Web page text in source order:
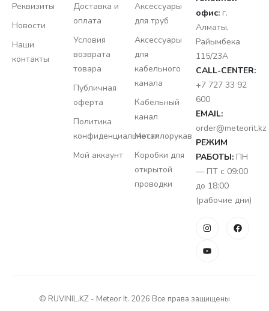
Реквизиты
Новости
Наши
контакты
Доставка и
оплата
Условия
возврата
товара
Публичная
оферта
Политика
конфиденциальности
Мой аккаунт
Аксессуары
для труб
Аксессуары
для
кабельного
канала
Кабельный
канал
Металлорукав
Коробки для
открытой
проводки
офис: г.
Алматы,
Райымбека
115/23A
CALL-CENTER:
+7 727 33 92
600
EMAIL:
order@meteorit.kz
РЕЖИМ
РАБОТЫ: ПН
— ПТ с 09:00
до 18:00
(рабочие дни)
© RUVINIL.KZ - Meteor It. 2026 Все права защищены